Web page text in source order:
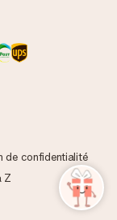
de confidentialité
Z